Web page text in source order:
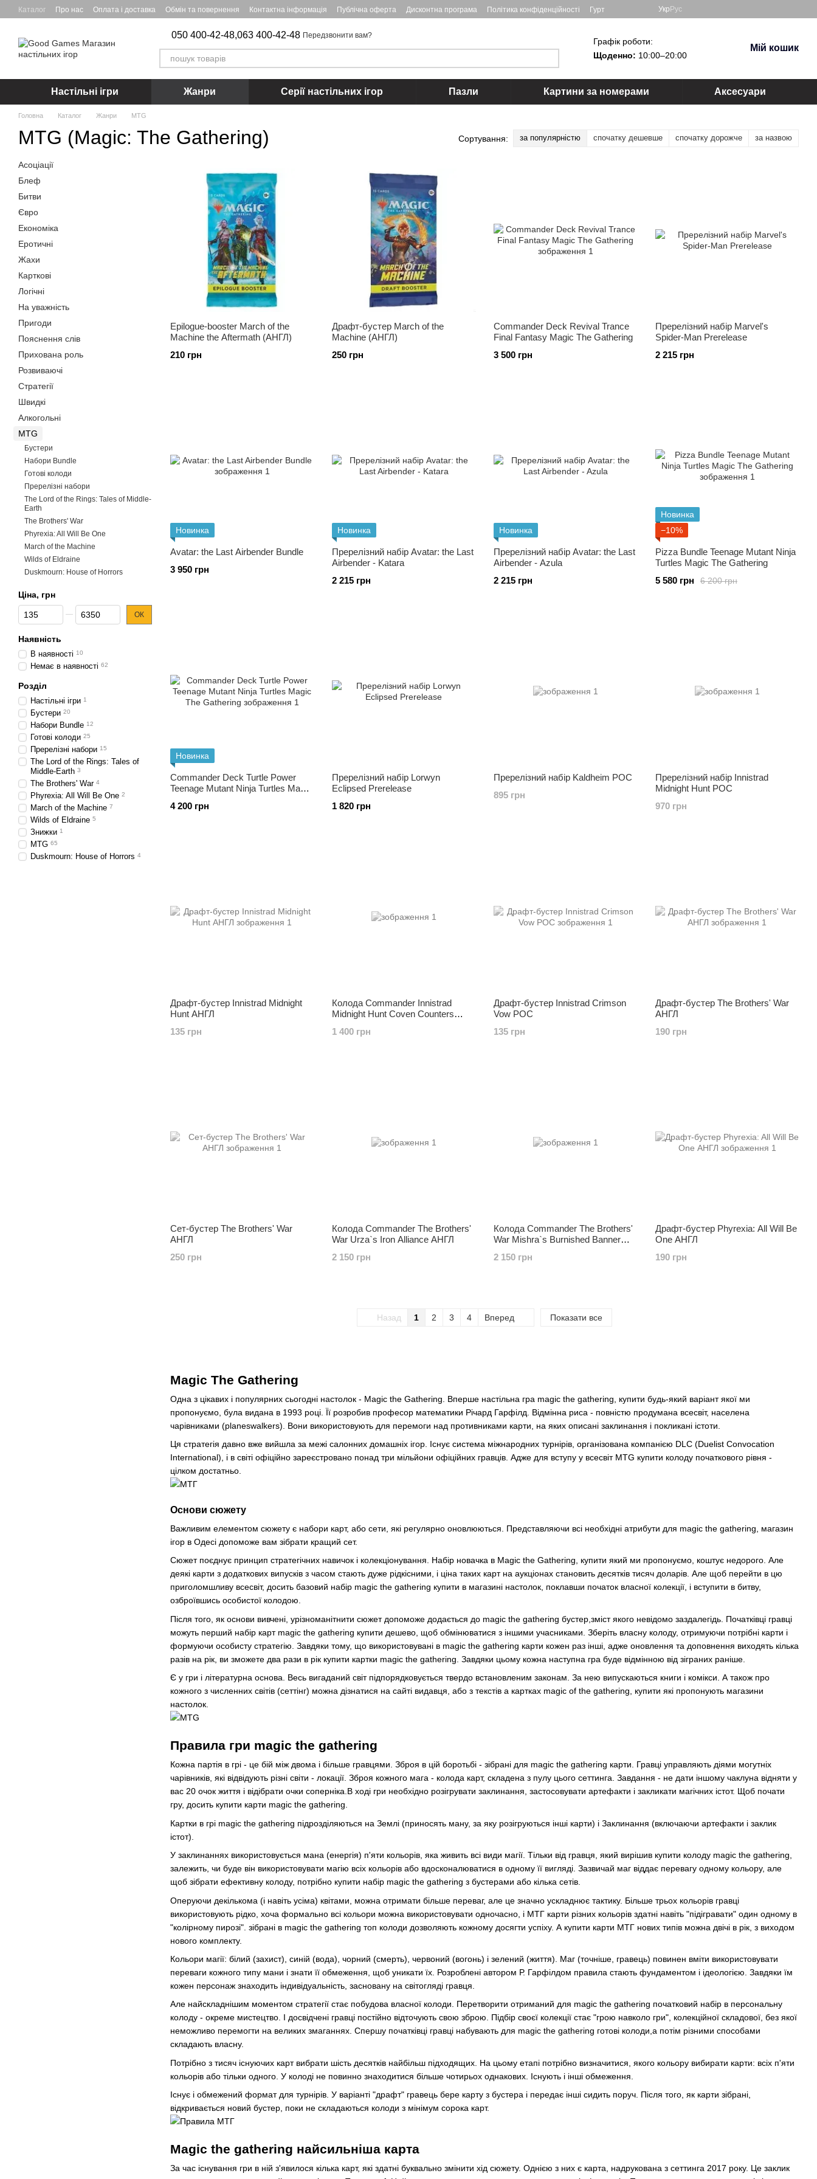
Перейти до основного контенту
Каталог Про нас Оплата і доставка Обмін та повернення Контактна інформація Публічна оферта Дисконтна програма Політика конфіденційності Гурт Укр Рус
050 400-42-48,063 400-42-48 Передзвонити вам?
Графік роботи:
Щоденно: 10:00–20:00
Мій кошик
Настільні ігри Жанри Серії настільних ігор Пазли Картини за номерами Аксесуари
Головна Каталог Жанри MTG
MTG (Magic: The Gathering) Сортування: за популярністю спочатку дешевше спочатку дорожче за назвою
Magic The Gathering
Одна з цікавих і популярних сьогодні настолок - Magic the Gathering. Вперше настільна гра magic the gathering, купити будь-який варіант якої ми
пропонуємо, була видана в 1993 році. Її розробив професор математики Річард Гарфілд. Відмінна риса - повністю продумана всесвіт, населена
чарівниками (planeswalkers). Вони використовують для перемоги над противниками карти, на яких описані заклинання і покликані істоти.
Ця стратегія давно вже вийшла за межі салонних домашніх ігор. Існує система міжнародних турнірів, організована компанією DLC (Duelist Convocation
International), і в світі офіційно зареєстровано понад три мільйони офіційних гравців. Адже для вступу у всесвіт MTG купити колоду початкового рівня -
цілком достатньо.
Основи сюжету
Важливим елементом сюжету є набори карт, або сети, які регулярно оновлюються. Представляючи всі необхідні атрибути для magic the gathering, магазин
ігор в Одесі допоможе вам зібрати кращий сет.
Сюжет поєднує принцип стратегічних навичок і колекціонування. Набір новачка в Magic the Gathering, купити який ми пропонуємо, коштує недорого. Але
деякі карти з додаткових випусків з часом стають дуже рідкісними, і ціна таких карт на аукціонах становить десятків тисяч доларів. Але щоб перейти в цю
приголомшливу всесвіт, досить базовий набір magic the gathering купити в магазині настолок, поклавши початок власної колекції, і вступити в битву,
озброївшись особистої колодою.
Після того, як основи вивчені, урізноманітнити сюжет допоможе додається до magic the gathering бустер,зміст якого невідомо заздалегідь. Початківці гравці
можуть перший набір карт magic the gathering купити дешево, щоб обмінюватися з іншими учасниками. Зберіть власну колоду, отримуючи потрібні карти і
формуючи особисту стратегію. Завдяки тому, що використовувані в magic the gathering карти кожен раз інші, адже оновлення та доповнення виходять кілька
разів на рік, ви зможете два рази в рік купити картки magic the gathering. Завдяки цьому кожна наступна гра буде відмінною від зіграних раніше.
Є у гри і літературна основа. Весь вигаданий світ підпорядковується твердо встановленим законам. За нею випускаються книги і комікси. А також про
кожного з численних світів (сеттінг) можна дізнатися на сайті видавця, або з текстів а картках magic of the gathering, купити які пропонують магазини
настолок.
Правила гри magic the gathering
Кожна партія в грі - це бій між двома і більше гравцями. Зброя в цій боротьбі - зібрані для magic the gathering карти. Гравці управляють діями могутніх
чарівників, які відвідують різні світи - локації. Зброя кожного мага - колода карт, складена з пулу цього сеттинга. Завдання - не дати іншому чаклуна відняти у
вас 20 очок життя і відібрати очки соперніка.В ході гри необхідно розігрувати заклинання, застосовувати артефакти і закликати магічних істот. Щоб почати
гру, досить купити карти magic the gathering.
Картки в грі magic the gathering підрозділяються на Землі (приносять ману, за яку розігруються інші карти) і Заклинання (включаючи артефакти і заклик
істот).
У заклинаннях використовується мана (енергія) п'яти кольорів, яка живить всі види магії. Тільки від гравця, який вирішив купити колоду magic the gathering,
залежить, чи буде він використовувати магію всіх кольорів або вдосконалюватися в одному її вигляді. Зазвичай маг віддає перевагу одному кольору, але
щоб зібрати ефективну колоду, потрібно купити набір magic the gathering з бустерами або кілька сетів.
Оперуючи декількома (і навіть усіма) квітами, можна отримати більше переваг, але це значно ускладнює тактику. Більше трьох кольорів гравці
використовують рідко, хоча формально всі кольори можна використовувати одночасно, і МТГ карти різних кольорів здатні навіть "підігравати" один одному в
"колірному пирозі". зібрані в magic the gathering топ колоди дозволяють кожному досягти успіху. А купити карти МТГ нових типів можна двічі в рік, з виходом
нового комплекту.
Кольори магії: білий (захист), синій (вода), чорний (смерть), червоний (вогонь) і зелений (життя). Маг (точніше, гравець) повинен вміти використовувати
переваги кожного типу мани і знати її обмеження, щоб уникати їх. Розроблені автором Р. Гарфілдом правила стають фундаментом і ідеологією. Завдяки їм
кожен персонаж знаходить індивідуальність, засновану на світогляді гравця.
Але найскладнішим моментом стратегії стає побудова власної колоди. Перетворити отриманий для magic the gathering початковий набір в персональну
колоду - окреме мистецтво. І досвідчені гравці постійно відточують свою зброю. Підбір своєї колекції стає "грою навколо гри", колекційної складової, без якої
неможливо перемогти на великих змаганнях. Спершу початківці гравці набувають для magic the gathering готові колоди,а потім різними способами
складають власну.
Потрібно з тисяч існуючих карт вибрати шість десятків найбільш підходящих. На цьому етапі потрібно визначитися, якого кольору вибирати карти: всіх п'яти
кольорів або тільки одного. У колоді не повинно знаходитися більше чотирьох однакових. Існують і інші обмеження.
Існує і обмежений формат для турнірів. У варіанті "драфт" гравець бере карту з бустера і передає інші сидить поруч. Після того, як карти зібрані,
відкривається новий бустер, поки не складаються колоди з мінімум сорока карт.
Magic the gathering найсильніша карта
За час існування гри в ній з'явилося кілька карт, які здатні буквально змінити хід сюжету. Однією з них є карта, надрукована з сеттинга 2017 року. Це заклик
Epilogue-booster March of the
Machine the Aftermath (АНГЛ)
210 грн
Драфт-бустер March of the
Machine (АНГЛ)
250 грн
Commander Deck Revival Trance
Final Fantasy Magic The Gathering
3 500 грн
Пререлізний набір Marvel's
Spider-Man Prerelease
2 215 грн
Новинка
Avatar: the Last Airbender Bundle
3 950 грн
Новинка
Пререлізний набір Avatar: the Last
Airbender - Katara
2 215 грн
Новинка
Пререлізний набір Avatar: the Last
Airbender - Azula
2 215 грн
Новинка
−10%
Pizza Bundle Teenage Mutant Ninja
Turtles Magic The Gathering
6 200 грн
5 580 грн
Новинка
Commander Deck Turtle Power
Teenage Mutant Ninja Turtles Magic
4 200 грн
Пререлізний набір Lorwyn
Eclipsed Prerelease
1 820 грн
Пререлізний набір Kaldheim РОС
895 грн
Пререлізний набір Innistrad
Midnight Hunt РОС
970 грн
Драфт-бустер Innistrad Midnight
Hunt АНГЛ
135 грн
Колода Commander Innistrad
Midnight Hunt Coven Counters
1 400 грн
Драфт-бустер Innistrad Crimson
Vow РОС
135 грн
Драфт-бустер The Brothers' War
АНГЛ
190 грн
Сет-бустер The Brothers' War
АНГЛ
250 грн
Колода Commander The Brothers'
War Urza`s Iron Alliance АНГЛ
2 150 грн
Колода Commander The Brothers'
War Mishra`s Burnished Banner
2 150 грн
Драфт-бустер Phyrexia: All Will Be
One АНГЛ
190 грн
Назад 1 2 3 4 Вперед Показати все
Асоціації
Блеф
Битви
Євро
Економіка
Еротичні
Жахи
Карткові
Логічні
На уважність
Пригоди
Пояснення слів
Прихована роль
Розвиваючі
Стратегії
Швидкі
Алкогольні
MTG
Бустери
Набори Bundle
Готові колоди
Пререлізні набори
The Lord of the Rings: Tales of Middle-
Earth
The Brothers' War
Phyrexia: All Will Be One
March of the Machine
Wilds of Eldraine
Duskmourn: House of Horrors
Ціна, грн
Від Ціна, грн
До Ціна, грн ОК
Наявність
В наявності 10
Немає в наявності 62
Розділ
Настільні ігри 1
Бустери 20
Набори Bundle 12
Готові колоди 25
Пререлізні набори 15
The Lord of the Rings: Tales of
Middle-Earth 3
The Brothers' War 4
Phyrexia: All Will Be One 2
March of the Machine 7
Wilds of Eldraine 5
Знижки 1
MTG 65
Duskmourn: House of Horrors 4